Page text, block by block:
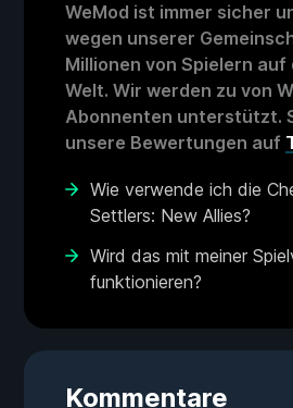
WeMod ist immer sicher
wegen unserer
Millionen von Spielern auf
Welt. Wir werden zu von
Abonnenten unterstützt.
unsere Bewertungen auf
Wie verwende ich die
Settlers: New Allies?
Wird das mit meiner
funktionieren?
Kommentare